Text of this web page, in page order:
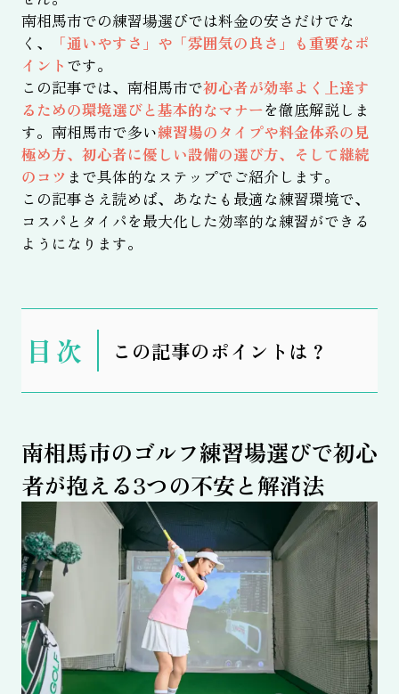
南相馬市での練習場選びでは料金の安さだけでな
く、
「通いやすさ」や「雰囲気の良さ」も重要なポ
イント です。
この記事では、南相馬市で初心者が効率よく上達す
るための環境選びと基本的なマナーを徹底解説しま
す。南相馬市で多い練習場のタイプや料金体系の見
極め方、初心者に優しい設備の選び方、そして継続
のコツ まで具体的なステップでご紹介します。
この記事さえ読めば、あなたも最適な練習環境で、
コスパとタイパを最大化した効率的な練習ができる
ようになります。
この記事のポイントは？
表
示
南相馬市のゴルフ練習場選びで初心
者が抱える3つの不安と解消法